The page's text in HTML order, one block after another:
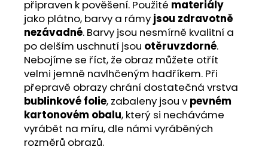
připraven k pověšení. Použité materiály
jako plátno, barvy a rámy jsou zdravotně
nezávadné. Barvy jsou nesmírně kvalitní a
po delším uschnutí jsou otěruvzdorné.
Nebojíme se říct, že obraz můžete otřít
velmi jemně navlhčeným hadříkem. Při
přepravě obrazy chrání dostatečná vrstva
bublinkové folie, zabaleny jsou v pevném
kartonovém obalu, který si necháváme
vyrábět na míru, dle námi vyráběných
rozměrů obrazů.